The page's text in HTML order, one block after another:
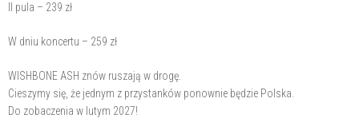
II pula – 239 zł
W dniu koncertu – 259 zł
WISHBONE ASH znów ruszają w drogę.
Cieszymy się, że jednym z przystanków ponownie będzie Polska.
Do zobaczenia w lutym 2027!